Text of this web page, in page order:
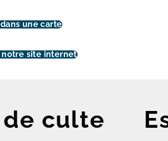
une carte
notre site internet
de culte